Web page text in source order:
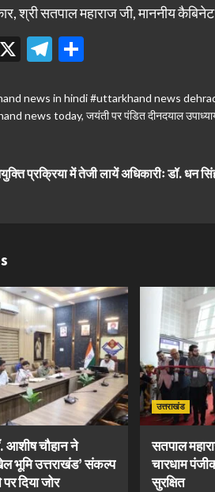
श्री सतपाल महाराज जी, माननीय
Facebook
X Telegram
news in hindi #uttarkhand news
news today, जयंती पर पंडित दीनदयाल
प्रक्रिया में तेजी लायें अधिकारीः डॉ. धन
आशीष चौहान ने
भूमि उत्तराखंड’ संकल्प
दिया जोर
उत्तराखंड
सतपाल
चारधाम
सुरक्षित